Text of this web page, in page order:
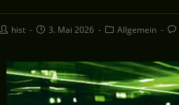
hist 3. Mai 2026 Allgemein